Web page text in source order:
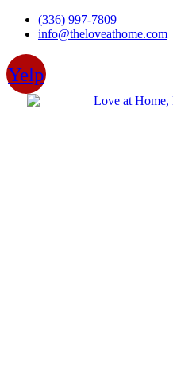
Skip
(336) 997-7809
info@theloveathome.com
Yelp